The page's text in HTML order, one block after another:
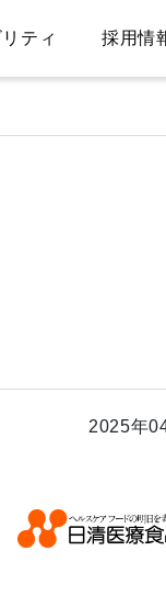
ティ 採用情
2025年